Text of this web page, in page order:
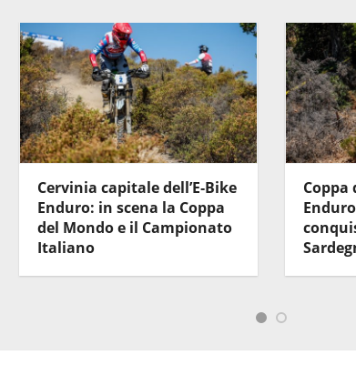
Cervinia capitale dell’E‑Bike
Enduro: in scena la Coppa
del Mondo e il Campionato
Italiano
Coppa